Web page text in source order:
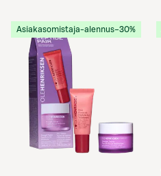
Asiakasomistaja-alennus−30%